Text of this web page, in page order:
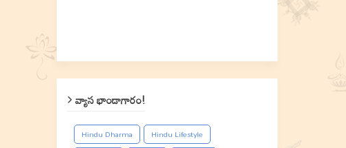
వ్యాస భాండాగారం!
Hindu Dharma
Hindu Lifestyle